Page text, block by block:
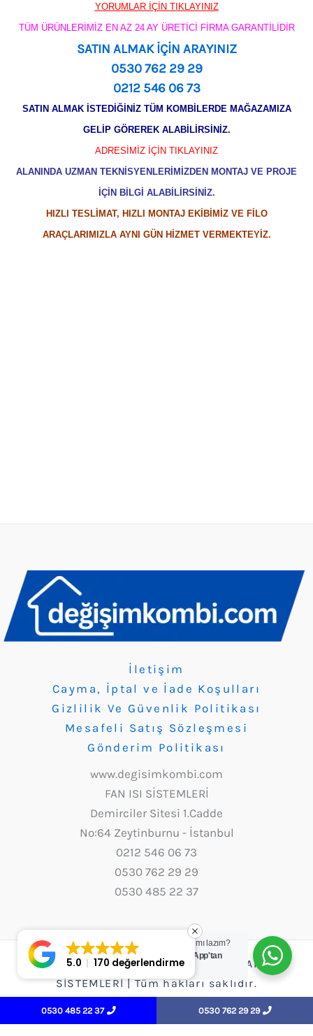
YORUMLAR İÇİN TIKLAYINIZ
TÜM ÜRÜNLERİMİZ EN AZ 24 AY ÜRETİCİ FİRMA GARANTİLİDİR
SATIN ALMAK İÇİN ARAYINIZ
0530 762 29 29
0212 546 06 73
SATIN ALMAK İSTEDİĞİNİZ TÜM KOMBİLERDE MAĞAZAMIZA
GELİP GÖREREK ALABİLİRSİNİZ.
ADRESİMİZ İÇİN TIKLAYINIZ
ALANINDA UZMAN TEKNİSYENLERİMİZDEN MONTAJ VE PROJE
İÇİN BİLGİ ALABİLİRSİNİZ.
HIZLI TESLİMAT, HIZLI MONTAJ EKİBİMİZ VE FİLO
ARAÇLARIMIZLA AYNI GÜN HİZMET VERMEKTEYİZ.
İletişim
Cayma, İptal ve İade Koşulları
Gizlilik Ve Güvenlik Politikası
Mesafeli Satış Sözleşmesi
Gönderim Politikası
www.degisimkombi.com
FAN ISI SİSTEMLERİ
Demirciler Sitesi 1.Cadde
No:64 Zeytinburnu - İstanbul
0212 546 06 73
0530 762 29 29
0530 485 22 37
Copyright © 2026 Değişim Kombi - FAN ISI
SİSTEMLERİ | Tüm hakları saklıdır.
0530 485 22 37 0530 762 29 29
Yardım mı lazım?
WhatsApp'tan
yazın.
5.0 170 değerlendirme